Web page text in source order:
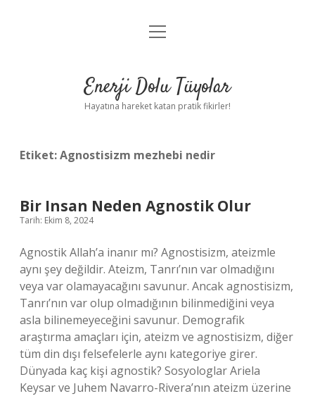
Anasayfa
Yasal Uyarı
menüyü
Enerji Dolu Tüyolar
Hayatına hareket katan pratik fikirler!
Etiket:Agnostisizm mezhebi nedir
Bir Insan Neden Agnostik Olur
Tarih: Ekim 8, 2024
Agnostik Allah’a inanır mı? Agnostisizm, ateizmle
aynı şey değildir. Ateizm, Tanrı’nın var olmadığını
veya var olamayacağını savunur. Ancak agnostisizm,
Tanrı’nın var olup olmadığının bilinmediğini veya
asla bilinemeyeceğini savunur. Demografik
araştırma amaçları için, ateizm ve agnostisizm, diğer
tüm din dışı felsefelerle aynı kategoriye girer.
Dünyada kaç kişi agnostik? Sosyologlar Ariela
Keysar ve Juhem Navarro-Rivera’nın ateizm üzerine